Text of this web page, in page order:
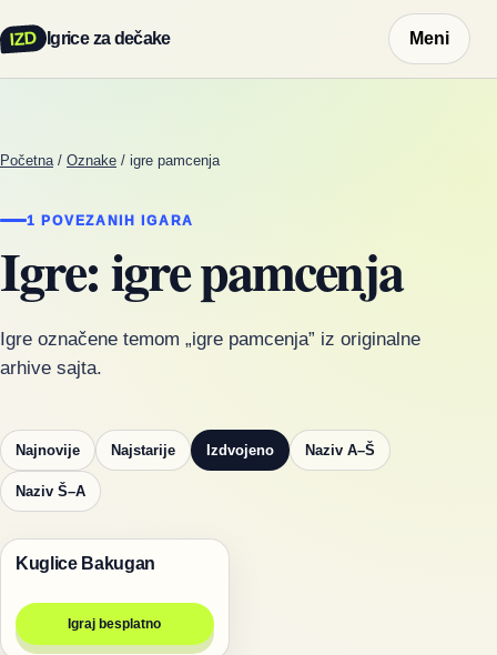
IZD Igrice za dečake Meni
Početna / Oznake / igre pamcenja
1 POVEZANIH IGARA
Igre: igre pamcenja
Igre označene temom „igre pamcenja” iz originalne
arhive sajta.
Najnovije Najstarije Izdvojeno Naziv A–Š
Naziv Š–A
Bakugan igrice
Kuglice Bakugan
Igraj besplatno